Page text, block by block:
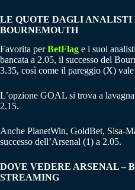
LE QUOTE DAGLI ANALISTI
BOURNEMOUTH
Favorita perBetFlag e i suoi
bancata a 2.05, il successo del
3.35, così come il pareggio (X)
L’opzione GOAL si trova a
2.15.
Anche PlanetWin, GoldBet, Sisa-
successo dell’Arsenal (1) a 2.05.
DOVE VEDERE ARSENAL –
STREAMING